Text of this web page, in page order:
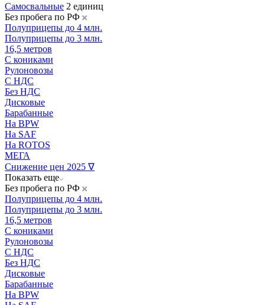
Самосвальные 2 единиц
Без пробега по РФ
Полуприцепы до 4 млн.
Полуприцепы до 3 млн.
16,5 метров
С кониками
Рулоновозы
С НДС
Без НДС
Дисковые
Барабанные
На BPW
На SAF
На ROTOS
МЕГА
Снижение цен 2025 ∇
Показать еще
Без пробега по РФ
Полуприцепы до 4 млн.
Полуприцепы до 3 млн.
16,5 метров
С кониками
Рулоновозы
С НДС
Без НДС
Дисковые
Барабанные
На BPW